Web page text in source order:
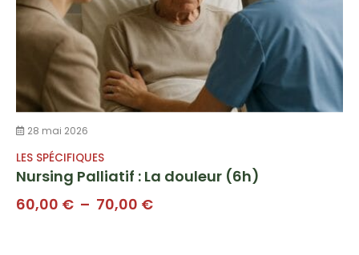
28 mai 2026
LES SPÉCIFIQUES
Nursing Palliatif : La douleur (6h)
60,00 € – 70,00 €Plage